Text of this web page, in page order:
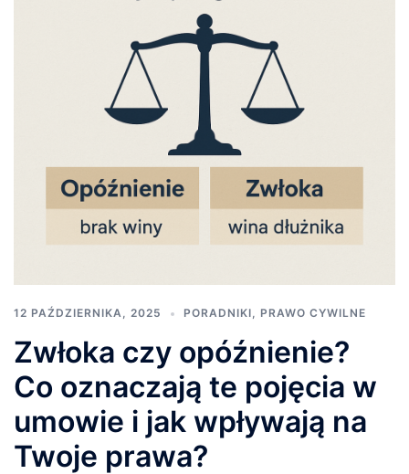
12 PAŹDZIERNIKA, 2025 PORADNIKI, PRAWO CYWILNE
Zwłoka czy opóźnienie?
Co oznaczają te pojęcia w
umowie i jak wpływają na
Twoje prawa?